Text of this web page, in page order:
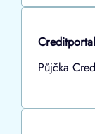
Creditportal
Půjčka